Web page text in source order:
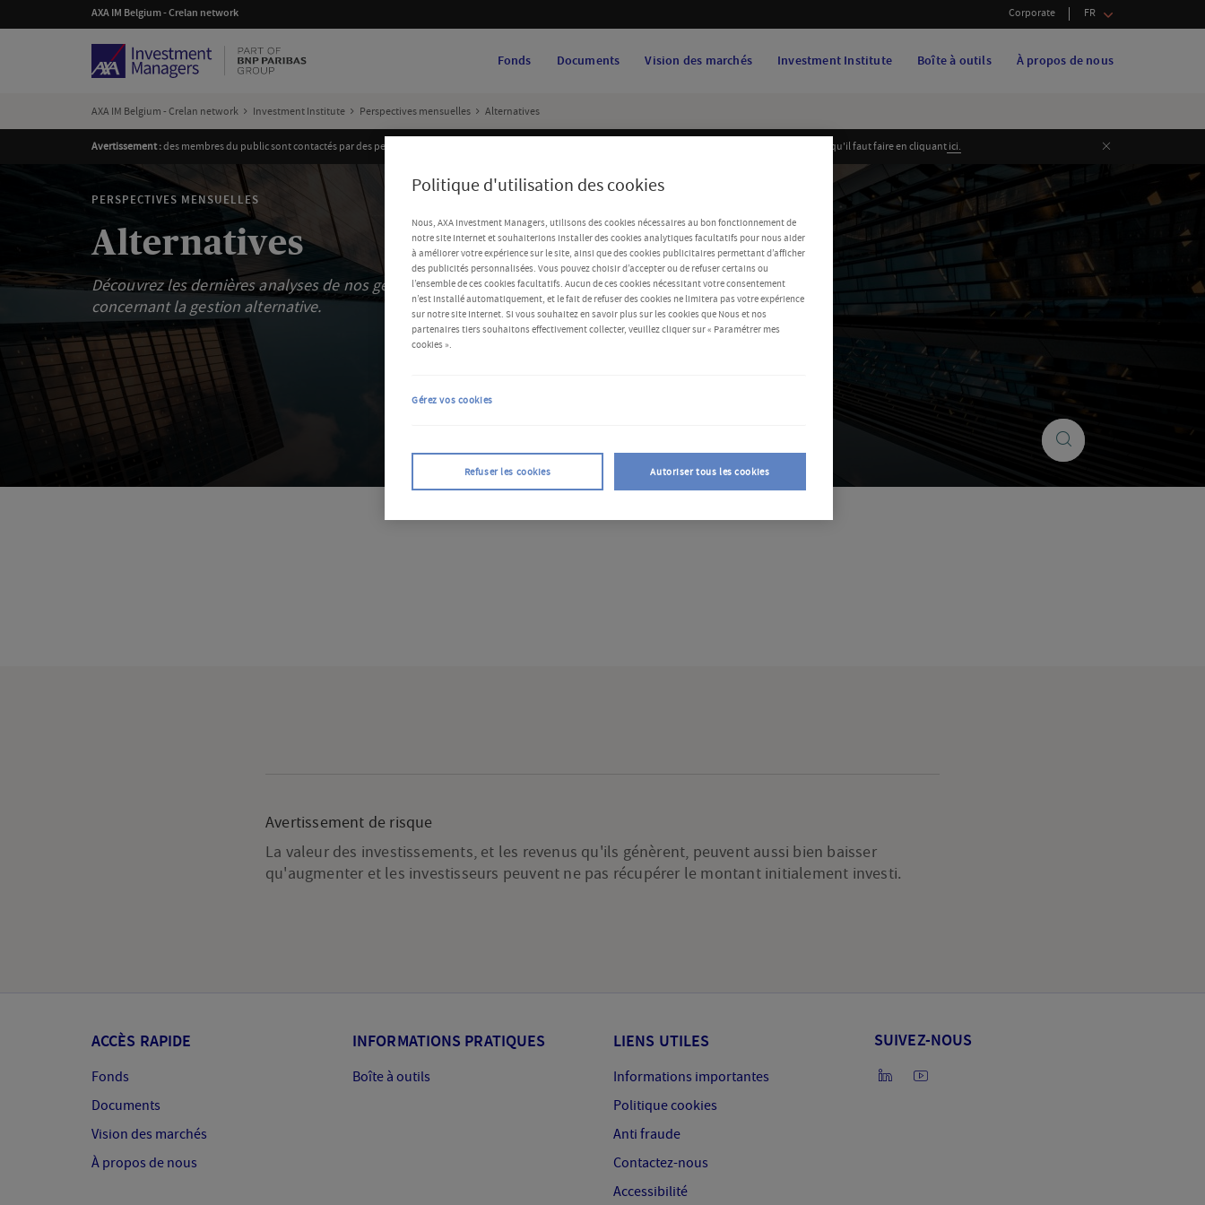
AXA IM Belgium - Crelan network Corporate FR
Fonds Documents Vision des marchés Investment Institute Boîte à outils À propos de nous
AXA IM Belgium - Crelan network Investment Institute Perspectives mensuelles Alternatives
Avertissement :des membres du public sont contactés par des personnes prétendant travailler pour AXA Investment Managers. Découvrez plus d'informations et ce qu'il faut faire en cliquantici. Fermer
PERSPECTIVES MENSUELLES
Alternatives
Découvrez les dernières analyses de nos gérants
concernant la gestion alternative.
insights...
Search
Avertissement de risque
La valeur des investissements, et les revenus qu'ils génèrent, peuvent aussi bien baisser
qu'augmenter et les investisseurs peuvent ne pas récupérer le montant initialement investi.
ACCÈS RAPIDE
Fonds
Documents
Vision des marchés
À propos de nous
INFORMATIONS PRATIQUES
Boîte à outils
LIENS UTILES
Informations importantes
Politique cookies
Anti fraude
Contactez-nous
Accessibilité
SUIVEZ-NOUS
Politique d'utilisation des cookies
Nous, AXA Investment Managers, utilisons des cookies nécessaires au bon fonctionnement de
notre site Internet et souhaiterions installer des cookies analytiques facultatifs pour nous aider
à améliorer votre expérience sur le site, ainsi que des cookies publicitaires permettant d’afficher
des publicités personnalisées. Vous pouvez choisir d’accepter ou de refuser certains ou
l’ensemble de ces cookies facultatifs. Aucun de ces cookies nécessitant votre consentement
n’est installé automatiquement, et le fait de refuser des cookies ne limitera pas votre expérience
sur notre site Internet. Si vous souhaitez en savoir plus sur les cookies que Nous et nos
partenaires tiers souhaitons effectivement collecter, veuillez cliquer sur « Paramétrer mes
cookies ».
Refuser les cookies Autoriser tous les cookies
Gérez vos cookies